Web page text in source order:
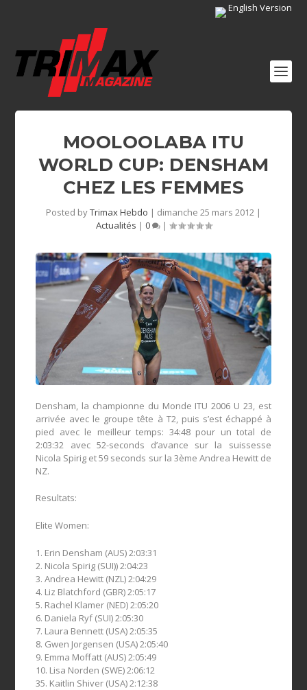
English Version
MOOLOOLABA ITU
WORLD CUP: DENSHAM
CHEZ LES FEMMES
Posted byTrimax Hebdo | dimanche 25 mars 2012 |
Actualités | 0 |
Densham, la championne du Monde ITU 2006 U 23, est
arrivée avec le groupe tête à T2, puis s’est échappé à
pied avec le meilleur temps: 34:48 pour un total de
2:03:32 avec 52-seconds d’avance sur la suissesse
Nicola Spirig et 59 seconds sur la 3ème Andrea Hewitt de
NZ.
Resultats:
Elite Women:
1. Erin Densham (AUS) 2:03:31
2. Nicola Spirig (SUI)) 2:04:23
3. Andrea Hewitt (NZL) 2:04:29
4. Liz Blatchford (GBR) 2:05:17
5. Rachel Klamer (NED) 2:05:20
6. Daniela Ryf (SUI) 2:05:30
7. Laura Bennett (USA) 2:05:35
8. Gwen Jorgensen (USA) 2:05:40
9. Emma Moffatt (AUS) 2:05:49
10. Lisa Norden (SWE) 2:06:12
35. Kaitlin Shiver (USA) 2:12:38